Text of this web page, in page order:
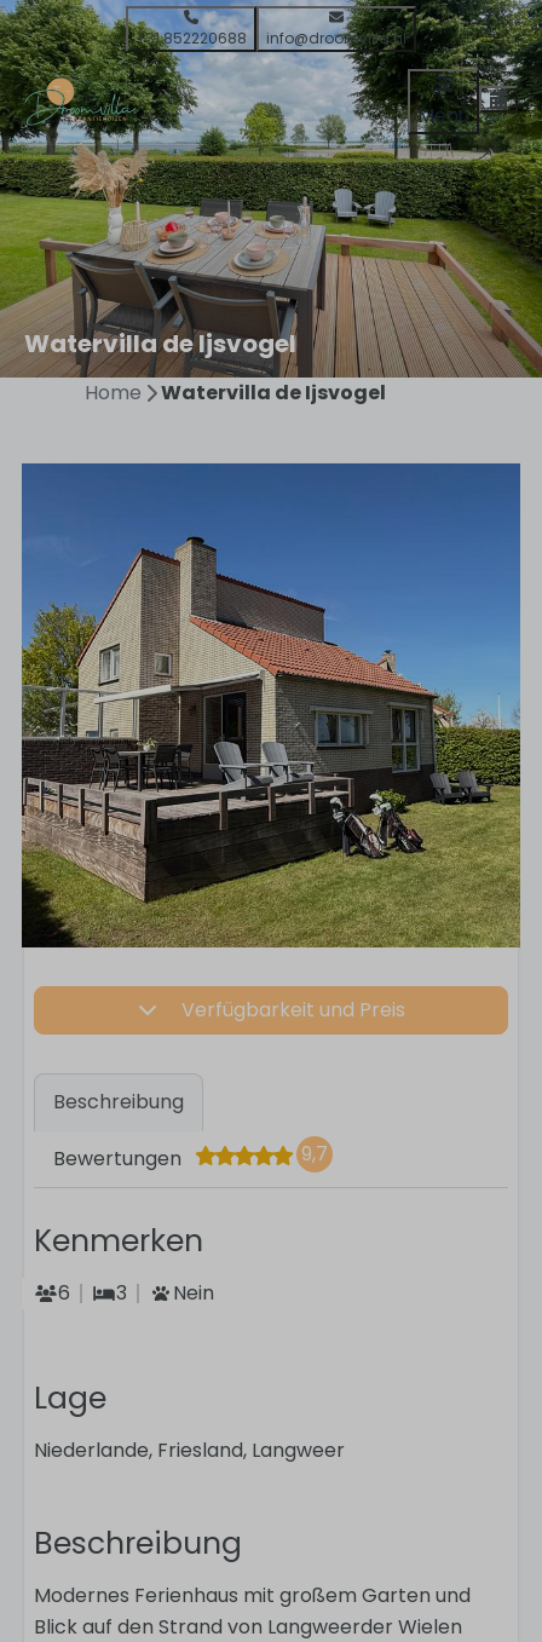
+31 852220688 info@droomvilla.nl
Menü
Watervilla de Ijsvogel
Home Watervilla de Ijsvogel
Verfügbarkeit und Preis
Beschreibung
Bewertungen 9,7
Kenmerken
6 3 Nein
Lage
Niederlande, Friesland, Langweer
Beschreibung
Modernes Ferienhaus mit großem Garten und
Blick auf den Strand von Langweerder Wielen